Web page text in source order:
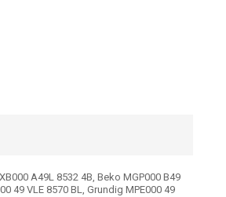
A49L 8532 4B, Beko MGP000 B49
49 VLE 8570 BL, Grundig MPE000 49